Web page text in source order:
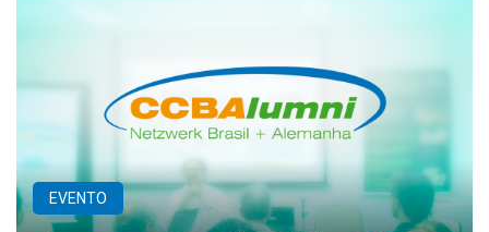
EVENTO